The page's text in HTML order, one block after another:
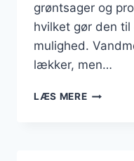
grøntsager og
hvilket gør den
mulighed.
lækker, men…
LÆS MERE